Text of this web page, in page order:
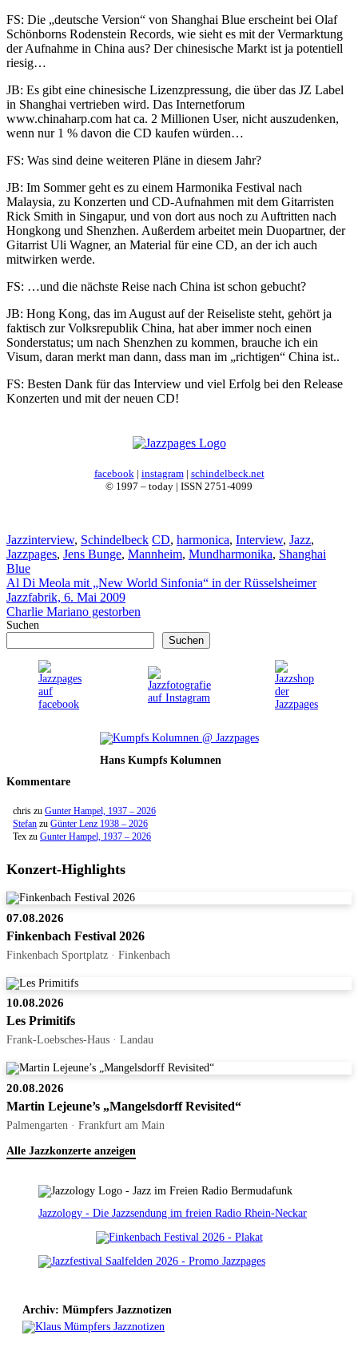
FS: Die „deutsche Version“ von Shanghai Blue erscheint bei Olaf
Schönborns Rodenstein Records, wie sieht es mit der Vermarktung
der Aufnahme in China aus? Der chinesische Markt ist ja potentiell
riesig…
JB: Es gibt eine chinesische Lizenzpressung, die über das JZ Label
in Shanghai vertrieben wird. Das Internetforum
www.chinaharp.com hat ca. 2 Millionen User, nicht auszudenken,
wenn nur 1 % davon die CD kaufen würden…
FS: Was sind deine weiteren Pläne in diesem Jahr?
JB: Im Sommer geht es zu einem Harmonika Festival nach
Malaysia, zu Konzerten und CD-Aufnahmen mit dem Gitarristen
Rick Smith in Singapur, und von dort aus noch zu Auftritten nach
Hongkong und Shenzhen. Außerdem arbeitet mein Duopartner, der
Gitarrist Uli Wagner, an Material für eine CD, an der ich auch
mitwirken werde.
FS: …und die nächste Reise nach China ist schon gebucht?
JB: Hong Kong, das im August auf der Reiseliste steht, gehört ja
faktisch zur Volksrepublik China, hat aber immer noch einen
Sonderstatus; um nach Shenzhen zu kommen, brauche ich ein
Visum, daran merkt man dann, dass man im „richtigen“ China ist..
FS: Besten Dank für das Interview und viel Erfolg bei den Release
Konzerten und mit der neuen CD!
facebook | instagram| schindelbeck.net
© 1997 – today | ISSN 2751-4099
Kategorien
Jazzinterview, Schindelbeck Schlagwörter
CD, harmonica, Interview, Jazz,
Jazzpages, Jens Bunge, Mannheim, Mundharmonika, Shanghai
Blue
Al Di Meola mit „New World Sinfonia“ in der Rüsselsheimer
Jazzfabrik, 6. Mai 2009
Charlie Mariano gestorben
Suchen
Suchen
Hans Kumpfs Kolumnen
Kommentare
chris zu Gunter Hampel, 1937 – 2026
Stefan zu Günter Lenz 1938 – 2026
Tex zu Gunter Hampel, 1937 – 2026
Konzert-Highlights
07.08.2026
Finkenbach Festival 2026
Finkenbach Sportplatz · Finkenbach
10.08.2026
Les Primitifs
Frank-Loebsches-Haus · Landau
20.08.2026
Martin Lejeune’s „Mangelsdorff Revisited“
Palmengarten · Frankfurt am Main
Alle Jazzkonzerte anzeigen
Jazzology - Die Jazzsendung im freien Radio Rhein-Neckar
Archiv: Mümpfers Jazznotizen